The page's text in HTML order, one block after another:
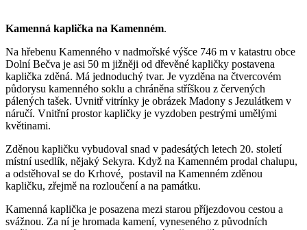
Kamenná kaplička na Kamenném.
Na hřebenu Kamenného v nadmořské výšce 746 m v katastru obce
Dolní Bečva je asi 50 m jižněji od dřevěné kapličky postavena
kaplička zděná. Má jednoduchý tvar. Je vyzděna na čtvercovém
půdorysu kamenného soklu a chráněna stříškou z červených
pálených tašek. Uvnitř vitrínky je obrázek Madony s Jezulátkem v
náručí. Vnitřní prostor kapličky je vyzdoben pestrými umělými
květinami.
Zděnou kapličku vybudoval snad v padesátých letech 20. století
místní usedlík, nějaký Sekyra. Když na Kamenném prodal chalupu,
a odstěhoval se do Krhové, postavil na Kamenném zděnou
kapličku, zřejmě na rozloučení a na památku.
Kamenná kaplička je posazena mezi starou příjezdovou cestou a
svážnou. Za ní je hromada kamení, vyneseného z původních